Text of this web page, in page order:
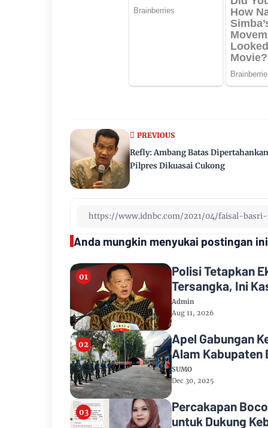
PREVIOUS
Refly: Ambang Batas
Pilpres Dikuasai Cukong
Anda mungkin menyukai postingan ini
Polisi Tetapkan
Tersangka, Ini
Admin
Aug 11, 2026
Apel Gabungan
Alam Kabupaten
SUMO
Dec 30, 2025
Percakapan
untuk Dukung